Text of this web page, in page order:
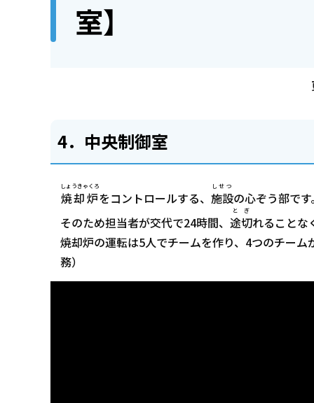
室】
4．中央制御室
焼却炉
しょうきゃくろ
をコントロールする、 施設
しせつ
の心ぞう部です。
そのため担当者が交代で24時間、 途切
とぎ
れることな
焼却炉の運転は5人でチームを作り、4つのチー
務）